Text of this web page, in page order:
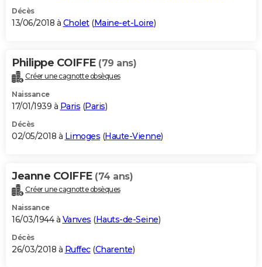
Décès
13/06/2018 à Cholet(Maine-et-Loire)
Philippe COIFFE (79 ans)
Créer une cagnotte obsèques
Naissance
17/01/1939 à Paris (Paris)
Décès
02/05/2018 à Limoges (Haute-Vienne)
Jeanne COIFFE (74 ans)
Créer une cagnotte obsèques
Naissance
16/03/1944 à Vanves (Hauts-de-Seine)
Décès
26/03/2018 à Ruffec(Charente)